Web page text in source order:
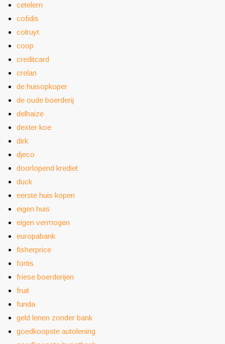
cetelem
cofidis
colruyt
coop
creditcard
crelan
de huisopkoper
de oude boerderij
delhaize
dexter koe
dirk
djeco
doorlopend krediet
duck
eerste huis kopen
eigen huis
eigen vermogen
europabank
fisherprice
fortis
friese boerderijen
fruit
funda
geld lenen zonder bank
goedkoopste autolening